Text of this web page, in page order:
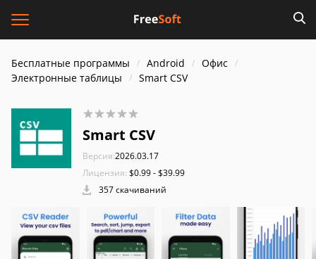
Бесплатные программы Android
Офис
Электронные таблицы
Smart CSV
Smart CSV
Версия:2026.03.17
Лицензия: $0.99 - $39.99
357 скачиваний